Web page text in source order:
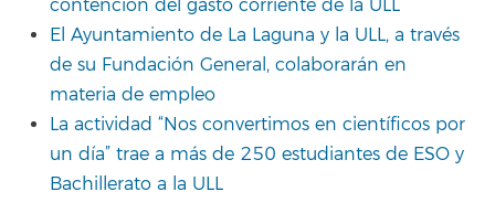
contención del gasto corriente de la ULL
El Ayuntamiento de La Laguna y la ULL, a través
de su Fundación General, colaborarán en
materia de empleo
La actividad “Nos convertimos en científicos por
un día” trae a más de 250 estudiantes de ESO y
Bachillerato a la ULL